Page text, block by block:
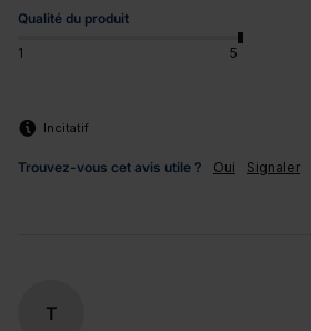
Qualité du produit
1 5
Incitatif
Trouvez-vous cet avis utile ? Oui Signaler
T